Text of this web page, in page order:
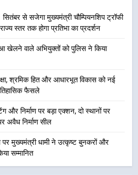
भर्ती
उत्तराखंड समाचार
दिल्ली-देहरादून आर्थिक कॉरिडोर से जुड़ी
का डीएम ने किया निरीक्षण; समयबद्ध एवं
गुणवत्तापूर्ण निर्माण सुनिश्चित करने के
नहींः डीएम
उत्तराखंड समाचार
खेल महाकुंभ 2026ः 01 सितंबर से सजेगा
न्याय पंचायत से राज्य स्तर तक होगा
प्रतिभा का प्रदर्शन
उत्तराखंड समाचार
से सजेगा मुख्यमंत्री चौम्पियनशिप ट्रॉफी
स्तर तक होगा प्रतिभा का प्रदर्शन
खेलने वाले अभियुक्तों को पुलिस ने किया
श्रमिक हित और आधारभूत विकास को नई
फैसले
और निर्माण पर बड़ा एक्शन, दो स्थानों पर
अवैध निर्माण सील
पर मुख्यमंत्री धामी ने उत्कृष्ट बुनकरों और
सम्मानित